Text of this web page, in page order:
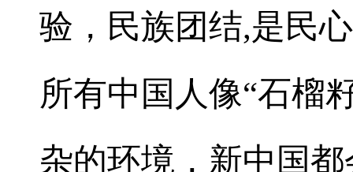
验，民族团结,是民
所有中国人像“石榴
杂的环境，新中国